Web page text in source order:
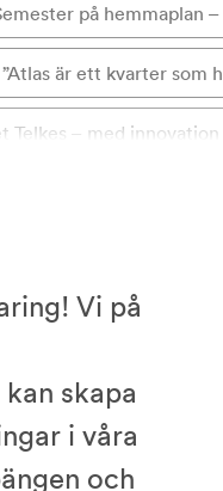
på hemmaplan
”Atlas är ett kvarter som
Telkes – med innovation
otrolig utsikt över
Elfa fixar hobbyförvaringen
Vi på
skapa
i våra
och